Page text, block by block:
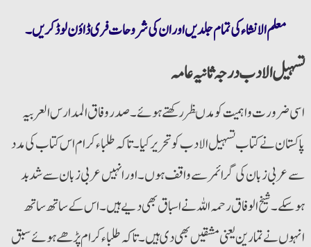
معلم الانشاء کی تمام جلدیں اور ان کی شروحات فری ڈاؤن لوڈ کریں۔
تسہیل الادب درجہ ثانیہ عامہ
اسی ضرورت و اہمیت کو مد ںظر رکھتے ہوئے۔ صدر وفاق المدارس العربیہ
پاکستان نے کتاب تسہیل الادب کو تحریرکیا۔ تاکہ طلباء کرام اس کتاب کی مدد
سے عربی زبان کی گرائمر سے واقف ہوں۔ اور انہیں عربی زبان سے شد بد
ہوسکے۔ شیخ الوفاق رحمہ اللہ نے اسباق بھی دیے ہیں۔ اس کے ساتھ ساتھ
انہوں نے تمارین یعنی مشقیں بھی دی ہیں۔ تاکہ طلباء کرام پڑھے ہوئے سبق